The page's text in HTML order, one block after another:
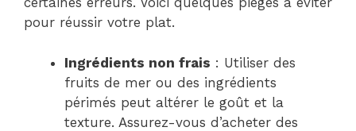
pour réussir votre plat.
Ingrédients non frais : Utiliser des
fruits de mer ou des ingrédients
périmés peut altérer le goût et la
texture. Assurez-vous d’acheter des